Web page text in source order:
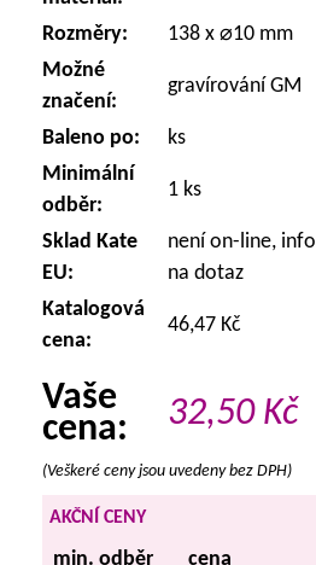
Rozměry:
138 x ⌀10 mm
Možné
značení:
gravírování GM
Baleno po:
ks
Minimální
odběr:
1 ks
Sklad Kate
EU:
není on-line, info
na dotaz
Katalogová
cena:
46,47 Kč
Vaše
cena:
32,50 Kč
(Veškeré ceny jsou uvedeny bez DPH)
AKČNÍ CENY
min. odběr cena